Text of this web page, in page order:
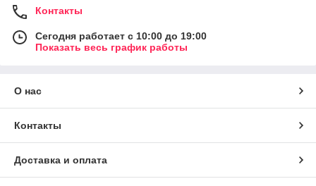
Контакты
Сегодня работает с 10:00 до 19:00
Показать весь график работы
О нас
Контакты
Доставка и оплата